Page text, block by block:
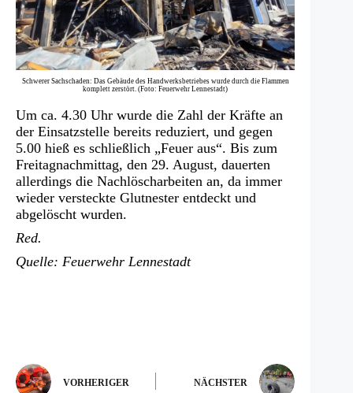
Schwerer Sachschaden: Das Gebäude des Handwerksbetriebes wurde durch die Flammen
komplett zerstört. (Foto: Feuerwehr Lennestadt)
Um ca. 4.30 Uhr wurde die Zahl der Kräfte an
der Einsatzstelle bereits reduziert, und gegen
5.00 hieß es schließlich „Feuer aus“. Bis zum
Freitagnachmittag, den 29. August, dauerten
allerdings die Nachlöscharbeiten an, da immer
wieder versteckte Glutnester entdeckt und
abgelöscht wurden.
Red.
Quelle: Feuerwehr Lennestadt
VORHERIGER NÄCHSTER